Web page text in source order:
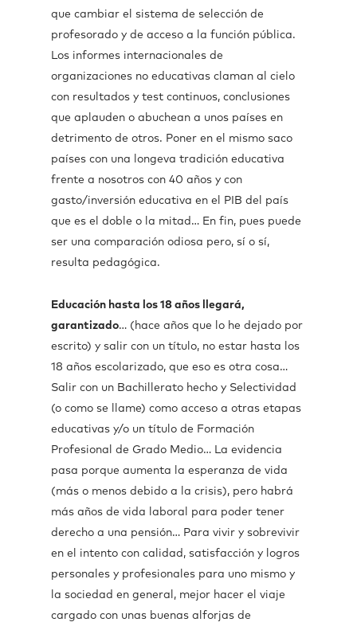
que cambiar el sistema de selección de
profesorado y de acceso a la función pública.
Los informes internacionales de
organizaciones no educativas claman al cielo
con resultados y test continuos, conclusiones
que aplauden o abuchean a unos países en
detrimento de otros. Poner en el mismo saco
países con una longeva tradición educativa
frente a nosotros con 40 años y con
gasto/inversión educativa en el PIB del país
que es el doble o la mitad… En fin, pues puede
ser una comparación odiosa pero, sí o sí,
resulta pedagógica.
Educación hasta los 18 años llegará,
garantizado… (hace años que lo he dejado por
escrito) y salir con un título, no estar hasta los
18 años escolarizado, que eso es otra cosa…
Salir con un Bachillerato hecho y Selectividad
(o como se llame) como acceso a otras etapas
educativas y/o un título de Formación
Profesional de Grado Medio… La evidencia
pasa porque aumenta la esperanza de vida
(más o menos debido a la crisis), pero habrá
más años de vida laboral para poder tener
derecho a una pensión… Para vivir y sobrevivir
en el intento con calidad, satisfacción y logros
personales y profesionales para uno mismo y
la sociedad en general, mejor hacer el viaje
cargado con unas buenas alforjas de